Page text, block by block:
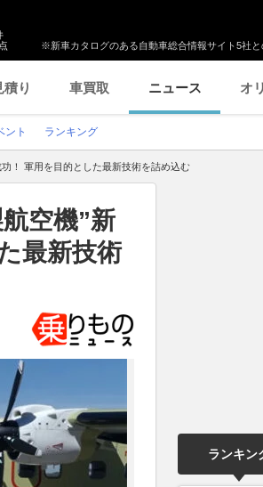
※新車カタログのある自動車総合情報サイト5社と
積り 車買取 ニュース オ
ント ランキング
！ 軍用を目的とした最新技術を詰め込む
空機”新
最新技術
ランキン